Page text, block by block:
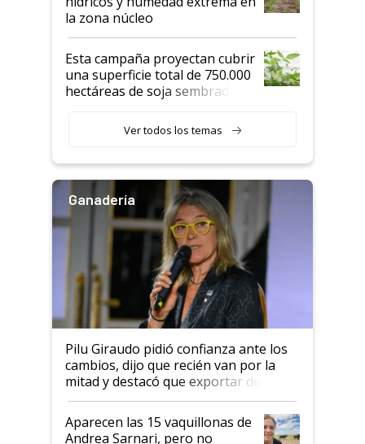
la zona núcleo
Esta campaña proyectan cubrir
una superficie total de 750.000
hectáreas de soja sembradas
variedades que marcan un
salto tecnológico en genética y
Ver todos los temas
Ganadería
Pilu Giraudo pidió confianza ante los
cambios, dijo que recién van por la
mitad y destacó que exportar dejó de
ser "para unos pocos": "Tenemos un
mandato muy claro del gobierno
nacional"
Aparecen las 15 vaquillonas de
Andrea Sarnari, pero no